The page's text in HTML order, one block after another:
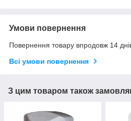
Умови повернення
Повернення товару впродовж 14
Всі умови повернення
З цим товаром також